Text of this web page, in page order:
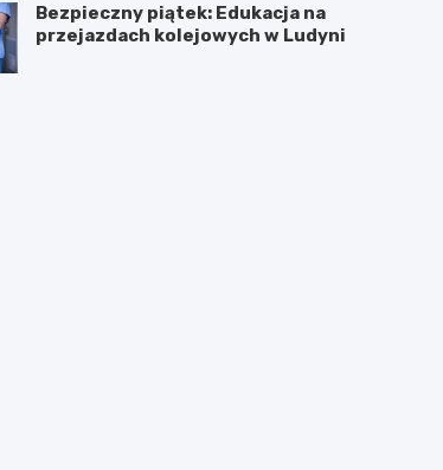
Bezpieczny piątek: Edukacja na
przejazdach kolejowych w Ludyni